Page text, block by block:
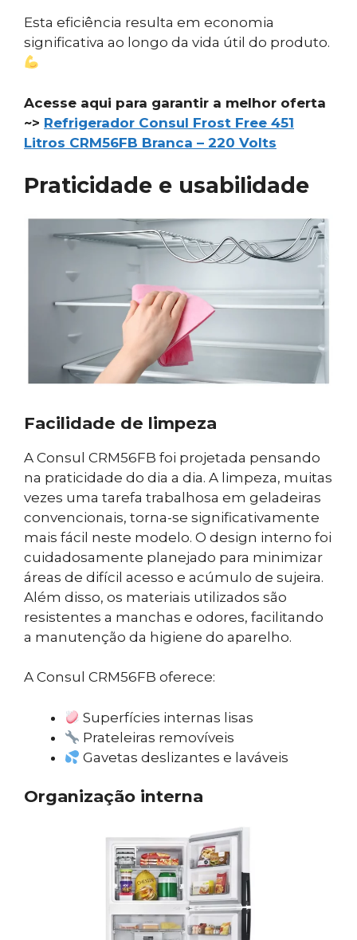
Esta eficiência resulta em economia
significativa ao longo da vida útil do produto.
Acesse aqui para garantir a melhor oferta
~> Refrigerador Consul Frost Free 451
Litros CRM56FB Branca – 220 Volts
Praticidade e usabilidade
Facilidade de limpeza
A Consul CRM56FB foi projetada pensando
na praticidade do dia a dia. A limpeza, muitas
vezes uma tarefa trabalhosa em geladeiras
convencionais, torna-se significativamente
mais fácil neste modelo. O design interno foi
cuidadosamente planejado para minimizar
áreas de difícil acesso e acúmulo de sujeira.
Além disso, os materiais utilizados são
resistentes a manchas e odores, facilitando
a manutenção da higiene do aparelho.
A Consul CRM56FB oferece:
Superfícies internas lisas
Prateleiras removíveis
Gavetas deslizantes e laváveis
Organização interna